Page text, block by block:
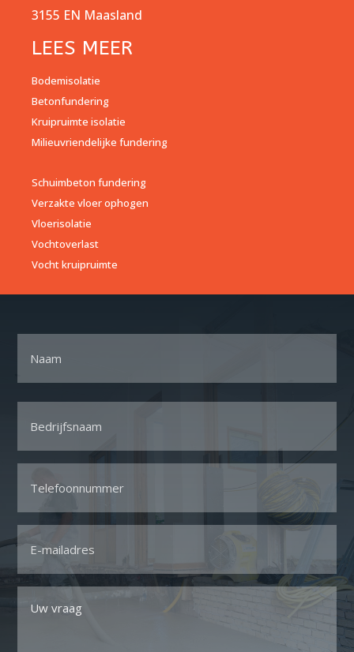
3155 EN Maasland
LEES MEER
Bodemisolatie
Betonfundering
Kruipruimte isolatie
Milieuvriendelijke fundering
Schuimbeton fundering
Verzakte vloer ophogen
Vloerisolatie
Vochtoverlast
Vocht kruipruimte
vraag